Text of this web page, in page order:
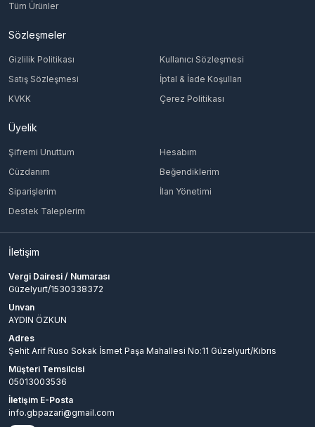
Tüm Ürünler
Sözleşmeler
Gizlilik Politikası
Kullanıcı Sözleşmesi
Satış Sözleşmesi
İptal & İade Koşulları
KVKK
Çerez Politikası
Üyelik
Şifremi Unuttum
Hesabım
Cüzdanım
Beğendiklerim
Siparişlerim
İlan Yönetimi
Destek Taleplerim
İletişim
Vergi Dairesi / Numarası
Güzelyurt/1530338372
Unvan
AYDIN ÖZKUN
Adres
Şehit Arif Ruso Sokak İsmet Paşa Mahallesi No:11 Güzelyurt/Kıbrıs
Müşteri Temsilcisi
05013003536
İletişim E-Posta
info.gbpazari@gmail.com